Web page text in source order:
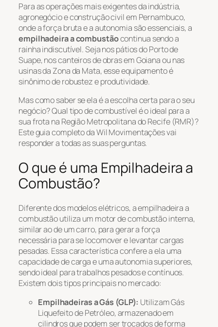
Para as operações mais exigentes da indústria,
agronegócio e construção civil em Pernambuco,
onde a força bruta e a autonomia são essenciais, a
empilhadeira a combustãocontinua sendo a
rainha indiscutível. Seja nos pátios do Porto de
Suape, nos canteiros de obras em Goiana ou nas
usinas da Zona da Mata, esse equipamento é
sinônimo de robustez e produtividade.
Mas como saber se ela é a escolha certa para o seu
negócio? Qual tipo de combustível é o ideal para a
sua frota na Região Metropolitana do Recife (RMR)?
Este guia completo da Wil Movimentações vai
responder a todas as suas perguntas.
O que é uma Empilhadeira a
Combustão?
Diferente dos modelos elétricos, a empilhadeira a
combustão utiliza um motor de combustão interna,
similar ao de um carro, para gerar a força
necessária para se locomover e levantar cargas
pesadas. Essa característica confere a ela uma
capacidade de carga e uma autonomia superiores,
sendo ideal para trabalhos pesados e contínuos.
Existem dois tipos principais no mercado:
Empilhadeiras a Gás (GLP): Utilizam Gás
Liquefeito de Petróleo, armazenado em
cilindros que podem ser trocados de forma